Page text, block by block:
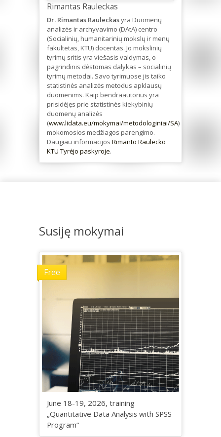
Rimantas Rauleckas
Dr. Rimantas Rauleckasyra Duomenų
analizės ir archyvavimo (DAtA) centro
(Socialinių, humanitarinių mokslų ir menų
fakultetas, KTU) docentas. Jo mokslinių
tyrimų sritis yra viešasis valdymas, o
pagrindinis dėstomas dalykas – socialinių
tyrimų metodai. Savo tyrimuose jis taiko
statistinės analizės metodus apklausų
duomenims. Kaip bendraautorius yra
prisidėjęs prie statistinės kiekybinių
duomenų analizės
(www.lidata.eu/mokymai/metodologiniai/SA)
mokomosios medžiagos parengimo.
Daugiau informacijos Rimanto Raulecko
KTU Tyrėjo paskyroje.
Susiję mokymai
Free
June 18-19, 2026, training
„Quantitative Data Analysis with SPSS
Program“